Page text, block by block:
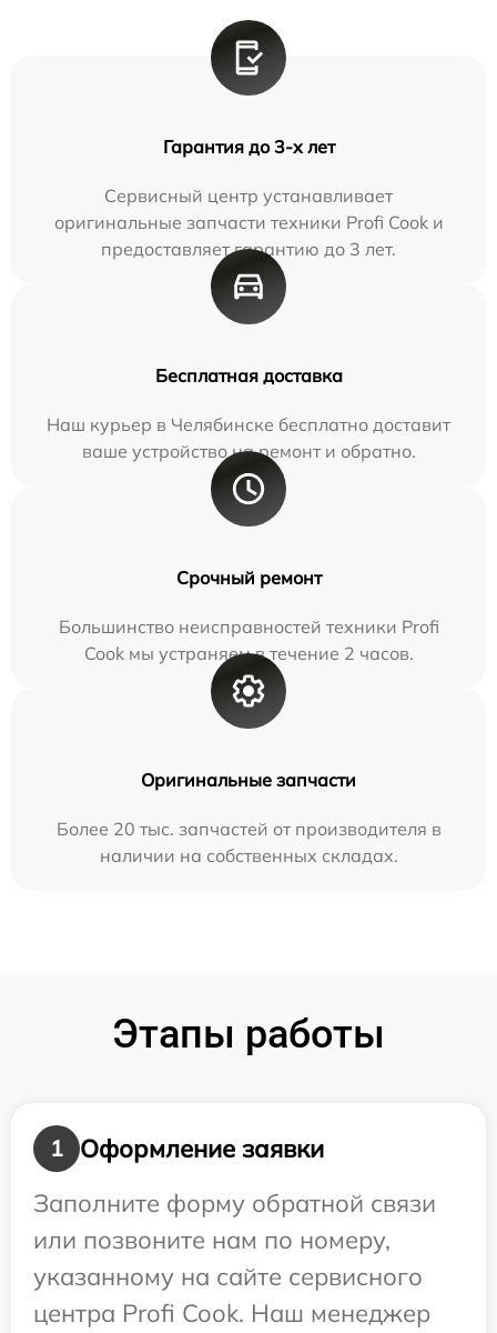
Гарантия до 3-х лет
Сервисный центр устанавливает
оригинальные запчасти техники Profi Cook и
предоставляет гарантию до 3 лет.
Бесплатная доставка
Наш курьер в Челябинске бесплатно доставит
ваше устройство на ремонт и обратно.
Срочный ремонт
Большинство неисправностей техники Profi
Cook мы устраняем в течение 2 часов.
Оригинальные запчасти
Более 20 тыс. запчастей от производителя в
наличии на собственных складах.
Этапы работы
1
Оформление заявки
Заполните форму обратной связи
или позвоните нам по номеру,
указанному на сайте сервисного
центра Profi Cook. Наш менеджер